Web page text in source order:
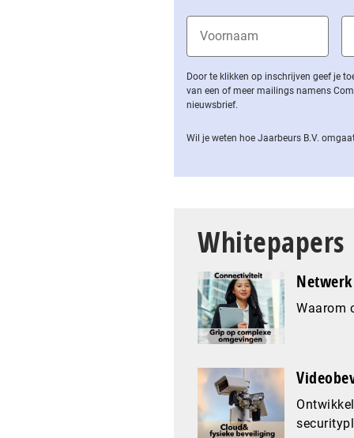
Door te klikken op inschrijven geef je
van een of meer mailings namens
nieuwsbrief.
Wil je weten hoe Jaarbeurs B.V.
Whitepapers
Waarom